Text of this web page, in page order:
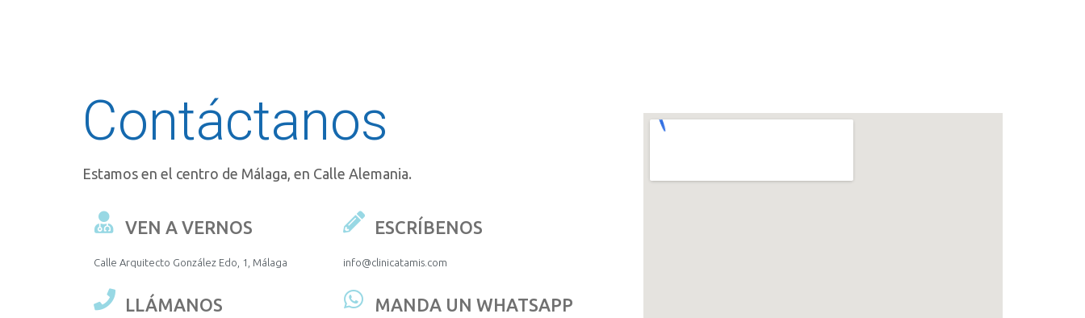
Contáctanos
Estamos en el centro de Málaga, en Calle Alemania.
VEN A VERNOS
Calle Arquitecto González Edo, 1, Málaga
ESCRÍBENOS
info@clinicatamis.com
LLÁMANOS MANDA UN WHATSAPP